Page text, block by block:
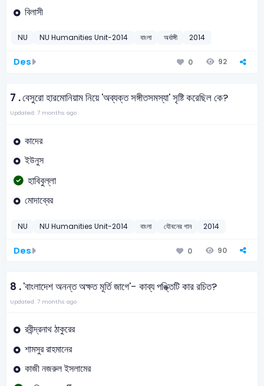
বিলাসী
NU NU Humanities Unit-2014 বাংলা অর্ধাঙ্গী 2014
Des 0 92
7 .বেসুরো হারমোনিয়াম নিয়ে 'অব্যক্ত সঙ্গীতসমস্যা' সৃষ্টি করেছিল কে?
Updated: 7 months ago
কাদের
ইউনুস
হাবিবুল্লা
মোদাব্বের
NU NU Humanities Unit-2014 বাংলা যৌবনের গান 2014
Des 0 90
8 .'বাংলাদেশ অনন্ত অক্ষত মূর্তি জাগে'- কাব্য পঙ্ক্তিটি কার রচিত?
Updated: 7 months ago
রবীন্দ্রনাথ ঠাকুরের
শামসুর রাহমানের
কাজী নজরুল ইসলামের